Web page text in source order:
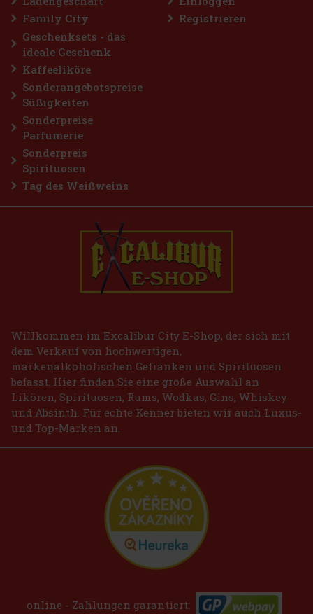
Family City
Geschenksets - das
ideale Geschenk
Kaffeeliköre
Sonderangebotspreise
Süßigkeiten
Sonderpreise
Parfumerie
Sonderpreis
Spirituosen
Tag des Weißweins
Registrieren
Willkommen im Excalibur City E-Shop, der sich mit
dem Verkauf von hochwertigen,
markenalkoholischen Getränken und Spirituosen
befasst. Hier finden Sie eine große Auswahl an
Likören, Spirituosen, Rums, Wodkas, Gins, Whiskey
und Absinth. Für echte Kenner bieten wir auch Luxus-
und Top-Marken an.
online - Zahlungen garantiert: